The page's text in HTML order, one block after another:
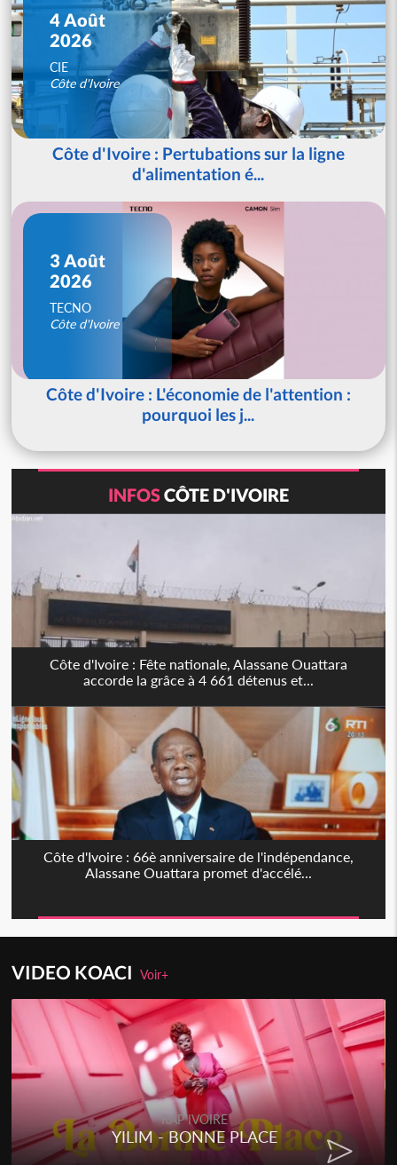
4 Août
2026
CIE
Côte d'Ivoire
Côte d'Ivoire : Pertubations sur la ligne
d'alimentation é...
3 Août
2026
TECNO
Côte d'Ivoire
Côte d'Ivoire : L'économie de l'attention :
pourquoi les j...
INFOSCÔTE D'IVOIRE
Côte d'Ivoire : Fête nationale, Alassane Ouattara
accorde la grâce à 4 661 détenus et...
Côte d'Ivoire : 66è anniversaire de l'indépendance,
Alassane Ouattara promet d'accélé...
VIDEO KOACIVoir+
RAP IVOIRE
YILIM - BONNE PLACE